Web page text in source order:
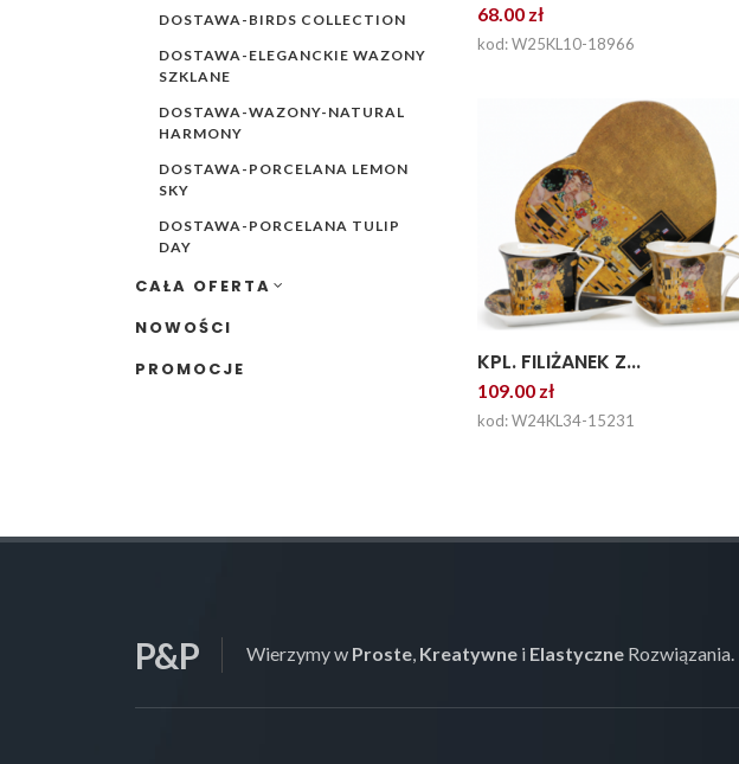
68.00 zł
kod: W25KL10-18966
KPL. FILIŻANEK Z...
109.00 zł
kod: W24KL34-15231
DOSTAWA-BIRDS COLLECTION
DOSTAWA-ELEGANCKIE WAZONY
SZKLANE
DOSTAWA-WAZONY-NATURAL
HARMONY
DOSTAWA-PORCELANA LEMON
SKY
DOSTAWA-PORCELANA TULIP
DAY
CAŁA OFERTA
NOWOŚCI
PROMOCJE
P&P Wierzymy w Proste, Kreatywne i Elastyczne Rozwiązania.